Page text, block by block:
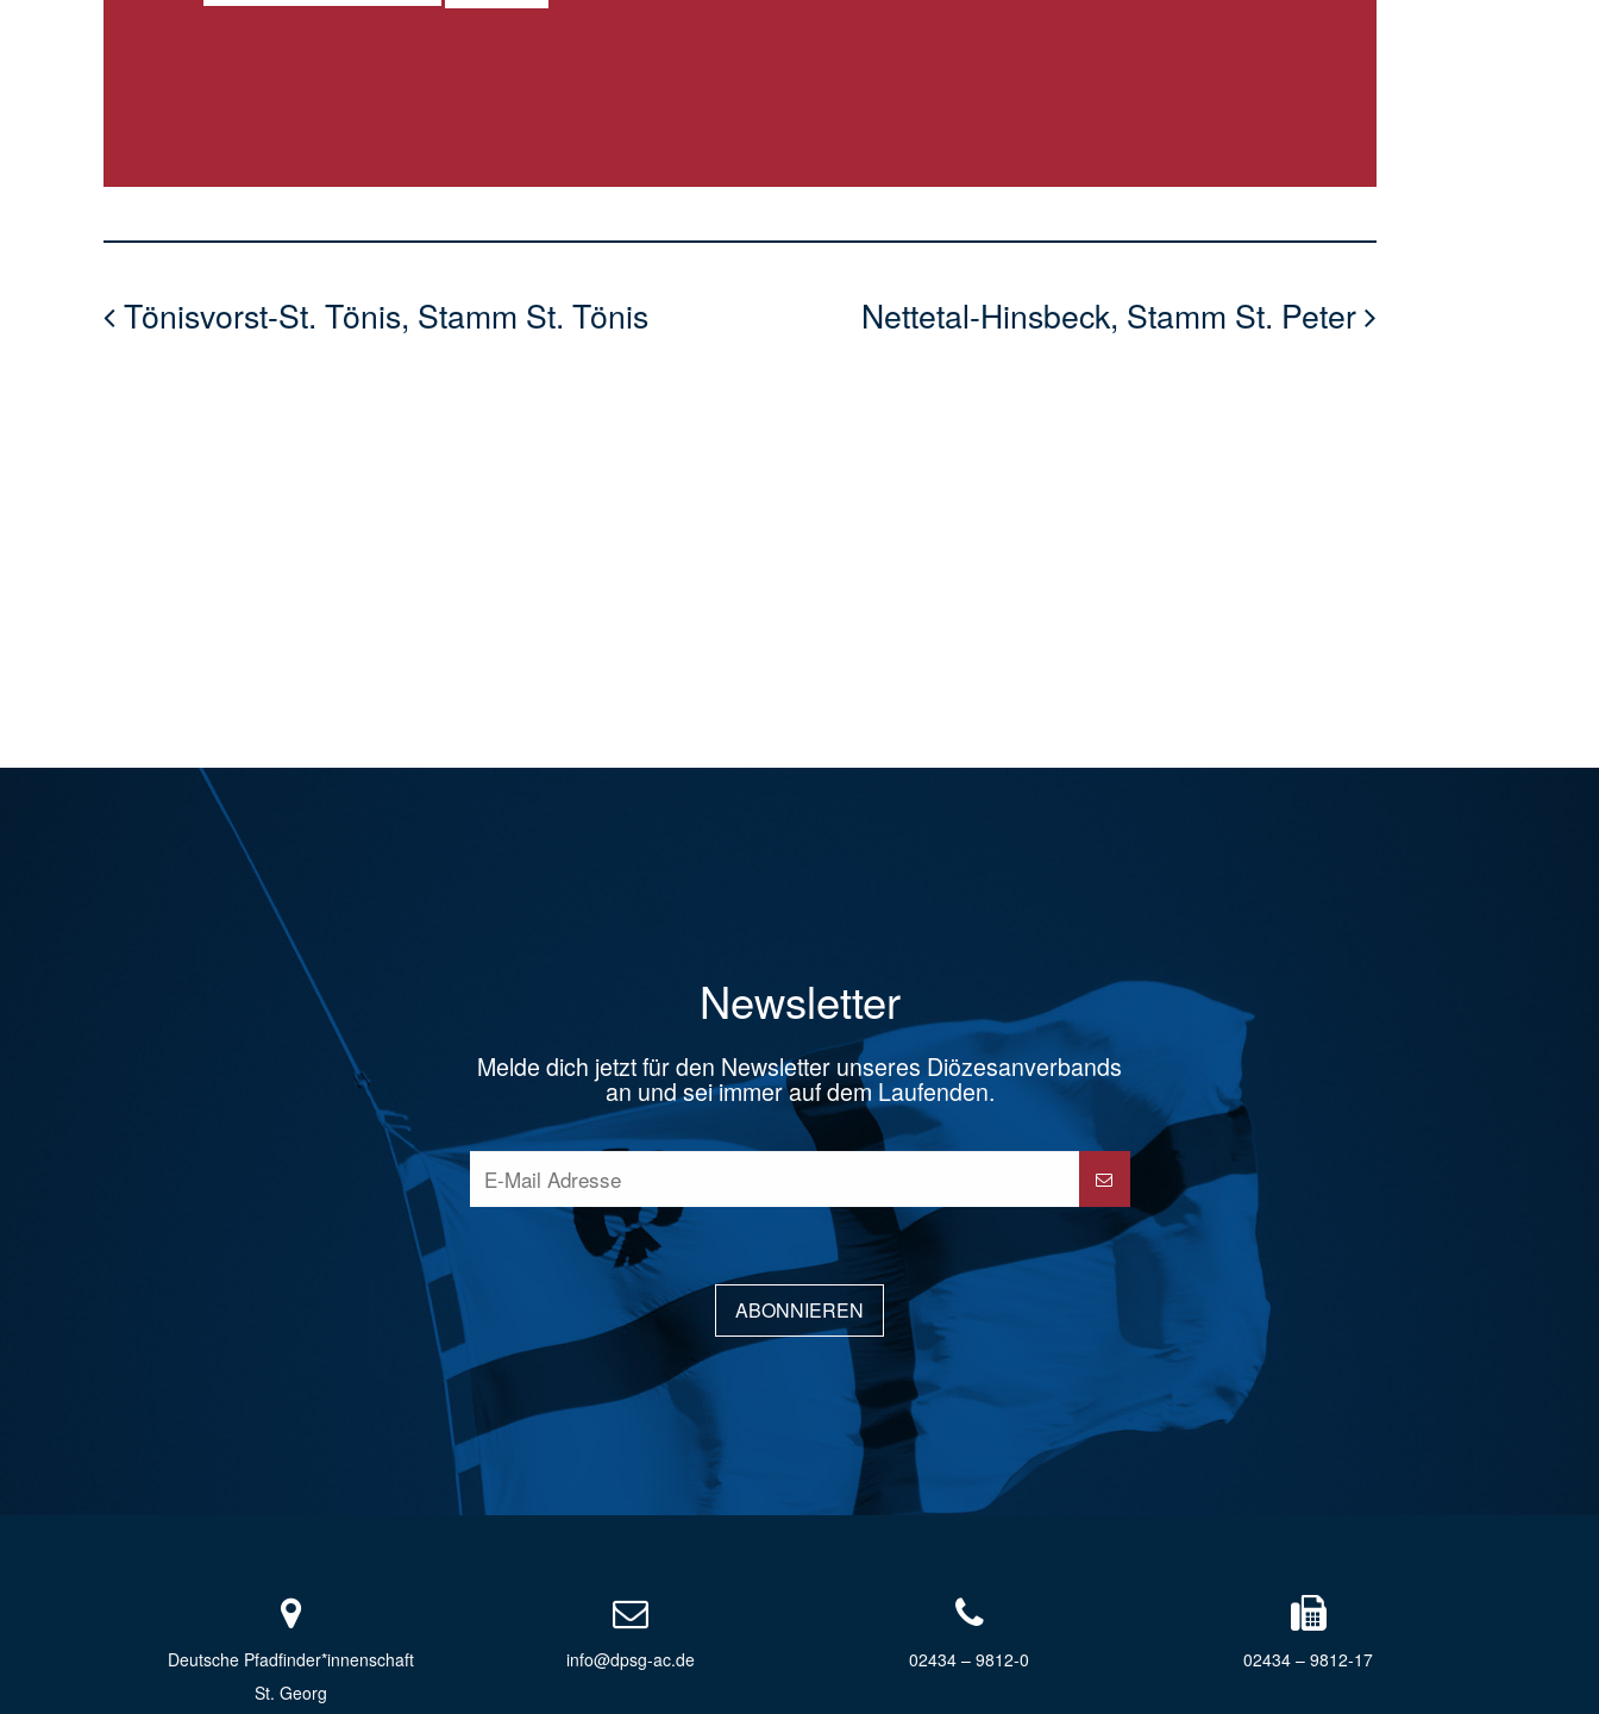
Tönisvorst-St. Tönis, Stamm St. Tönis Nettetal-Hinsbeck, Stamm St. Peter
Newsletter
Melde dich jetzt für den Newsletter unseres Diözesanverbands
an und sei immer auf dem Laufenden.
ABONNIEREN
Deutsche Pfadfinder*innenschaft
St. Georg
info@dpsg-ac.de 02434 – 9812-0 02434 – 9812-17